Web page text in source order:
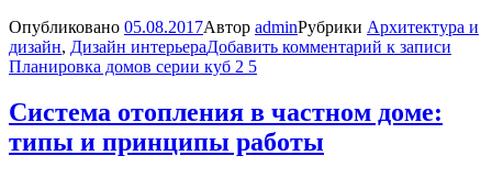
Опубликовано 05.08.2017Автор adminРубрики Архитектура и
дизайн, Дизайн интерьераДобавить комментарий к записи
Планировка домов серии куб 2 5
Система отопления в частном доме:
типы и принципы работы